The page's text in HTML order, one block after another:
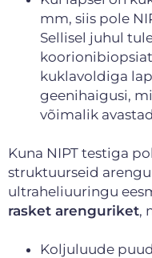
mm, siis pole
Sellisel juhul
kuklavoldiga
geenihaigusi,
võimalik
Kuna NIPT testiga
struktuurseid
ultraheliuuringu
rasket arenguriket,
Koljuluude